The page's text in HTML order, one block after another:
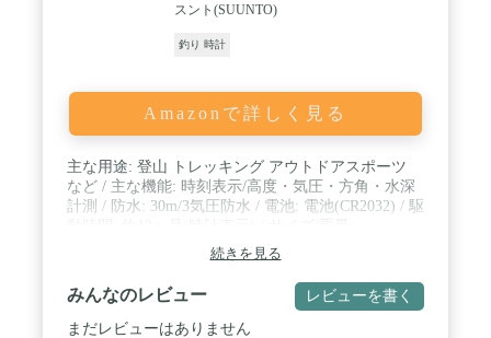
スント(SUUNTO)
釣り 時計
Amazonで詳しく見る
主な用途: 登山 トレッキング アウトドアスポーツ
など / 主な機能: 時刻表示/高度・気圧・方角・水深
計測 / 防水: 30m/3気圧防水 / 電池: 電池(CR2032) / 駆
49.1×49.1×14.5mm / 64g / 保証期間: 2年 / 言語表示:
日本語 英語 中国語 ほか / 付属品: 説明書 USBケー
ブル
続きを見る
みんなのレビュー レビューを書く
まだレビューはありません